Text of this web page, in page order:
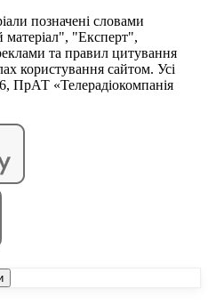
позначені словами
"Експерт",
та правил цитування
користування сайтом. Усі
, ПрАТ «Телерадіокомпанія